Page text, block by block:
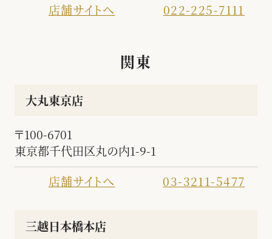
店舗サイトへ
022-225-7111
関東
大丸東京店
〒100-6701
東京都千代田区丸の内1-9-1
店舗サイトへ
03-3211-5477
三越日本橋本店